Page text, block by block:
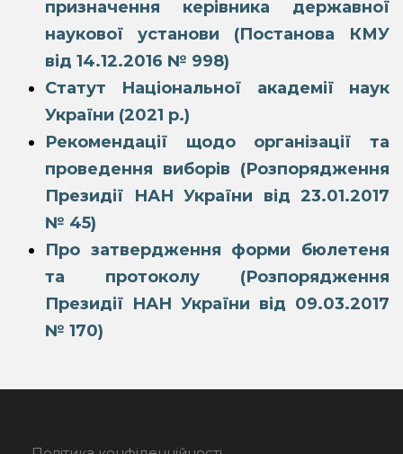
призначення керівника державної
наукової установи (Постанова КМУ
від 14.12.2016 № 998)
Статут Національної академії наук
України (2021 р.)
Рекомендації щодо організації та
проведення виборів (Розпорядження
Президії НАН України від 23.01.2017
№ 45)
Про затвердження форми бюлетеня
та протоколу (Розпорядження
Президії НАН України від 09.03.2017
№ 170)